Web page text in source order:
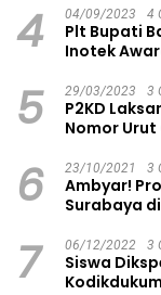
4 04/09/2023 4
Plt Bupati
Inotek
5 29/03/2023 3
P2KD
Nomor
6 23/10/2021 3
Ambyar!
Surabaya
7 06/12/2022 3
Siswa